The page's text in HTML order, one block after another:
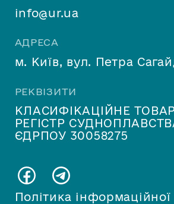
Політика
info@ur.ua
АДРЕСА
м. Київ, вул. Петра
РЕКВІЗИТИ
КЛАСИФІКАЦІЙНЕ
РЕГІСТР
ЄДРПОУ 30058275